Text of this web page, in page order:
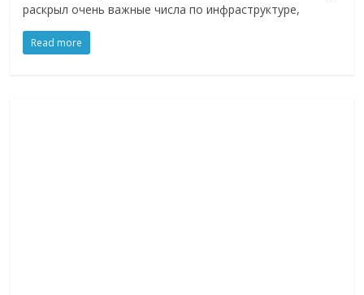
раскрыл очень важные числа по инфраструктуре,
Read more